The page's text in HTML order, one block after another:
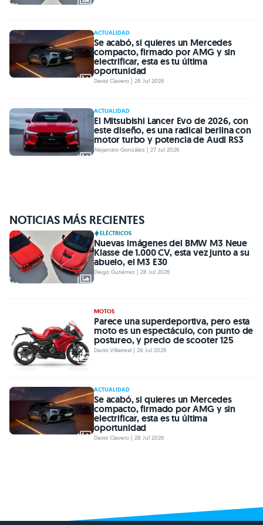
ACTUALIDAD
Se acabó, si quieres un Mercedes
compacto, firmado por AMG y sin
electrificar, esta es tu última
oportunidad
David Clavero | 28 Jul 2026
ACTUALIDAD
El Mitsubishi Lancer Evo de 2026, con
este diseño, es una radical berlina con
motor turbo y potencia de Audi RS3
Alejandro González | 27 Jul 2026
NOTICIAS MÁS RECIENTES
ELÉCTRICOS
Nuevas imágenes del BMW M3 Neue
Klasse de 1.000 CV, esta vez junto a su
abuelo, el M3 E30
Diego Gutiérrez | 28 Jul 2026
MOTOS
Parece una superdeportiva, pero esta
moto es un espectáculo, con punto de
postureo, y precio de scooter 125
David Villarreal | 28 Jul 2026
ACTUALIDAD
Se acabó, si quieres un Mercedes
compacto, firmado por AMG y sin
electrificar, esta es tu última
oportunidad
David Clavero | 28 Jul 2026